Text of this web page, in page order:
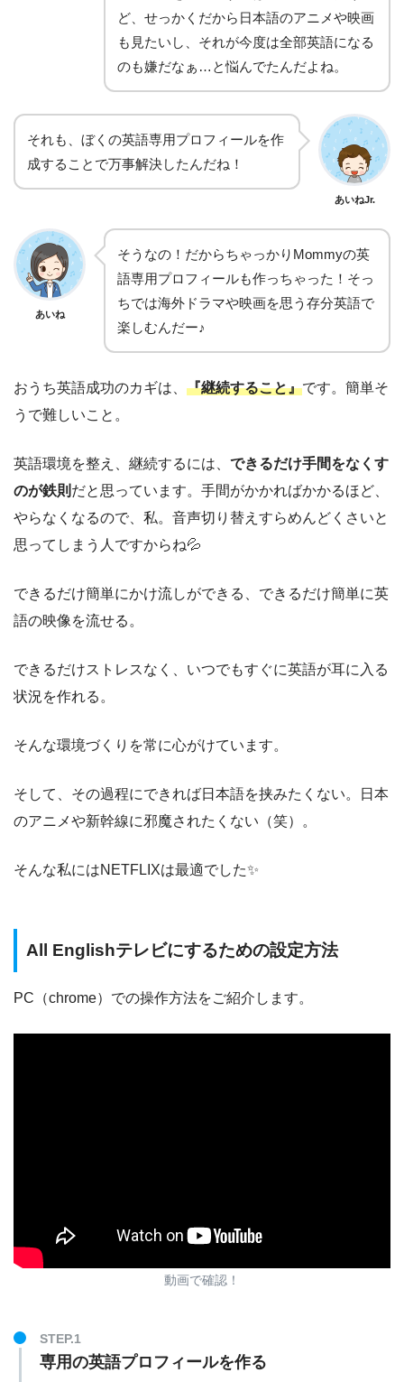
ど、せっかくだから日本語のアニメや映画
も見たいし、それが今度は全部英語になる
のも嫌だなぁ…と悩んでたんだよね。
それも、ぼくの英語専用プロフィールを作
成することで万事解決したんだね！
あいねJr.
あいね
そうなの！だからちゃっかりMommyの英
語専用プロフィールも作っちゃった！そっ
ちでは海外ドラマや映画を思う存分英語で
楽しむんだー♪
おうち英語成功のカギは、 『継続すること』です。簡単そ
うで難しいこと。
英語環境を整え、継続するには、 できるだけ手間をなくす
のが鉄則 だと思っています。手間がかかればかかるほど、
やらなくなるので、私。音声切り替えすらめんどくさいと
思ってしまう人ですからね💦
できるだけ簡単にかけ流しができる、できるだけ簡単に英
語の映像を流せる。
できるだけストレスなく、いつでもすぐに英語が耳に入る
状況を作れる。
そんな環境づくりを常に心がけています。
そして、その過程にできれば日本語を挟みたくない。日本
のアニメや新幹線に邪魔されたくない（笑）。
そんな私にはNETFLIXは最適でした✨
All Englishテレビにするための設定方法
PC（chrome）での操作方法をご紹介します。
動画で確認！
STEP.1
専用の英語プロフィールを作る